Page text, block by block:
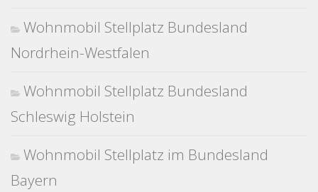
Wohnmobil Stellplatz Bundesland
Nordrhein-Westfalen
Wohnmobil Stellplatz Bundesland
Schleswig Holstein
Wohnmobil Stellplatz im Bundesland
Bayern